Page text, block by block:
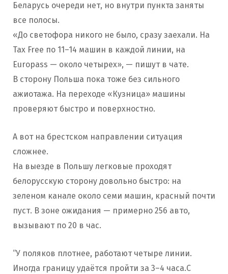
Беларусь очереди нет, но внутри пункта заняты
все полосы.
«До светофора никого не было, сразу заехали. На
Tax Free по 11–14 машин в каждой линии, на
Europass — около четырех», — пишут в чате.
В сторону Польша пока тоже без сильного
ажиотажа. На переходе «Кузница» машины
проверяют быстро и поверхностно.
А вот на брестском направлении ситуация
сложнее.
На выезде в Польшу легковые проходят
белорусскую сторону довольно быстро: на
зеленом канале около семи машин, красный почти
пуст. В зоне ожидания — примерно 256 авто,
вызывают по 20 в час.
“У поляков плотнее, работают четыре линии.
Иногда границу удаётся пройти за 3–4 часа.С